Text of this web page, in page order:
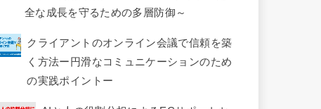
全な成長を守るための多層防御～
クライアントのオンライン会議で信頼を築
く方法ー円滑なコミュニケーションのため
の実践ポイントー